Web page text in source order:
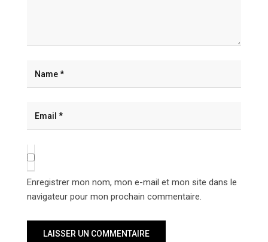
Enregistrer mon nom, mon e-mail et mon site dans le
navigateur pour mon prochain commentaire.